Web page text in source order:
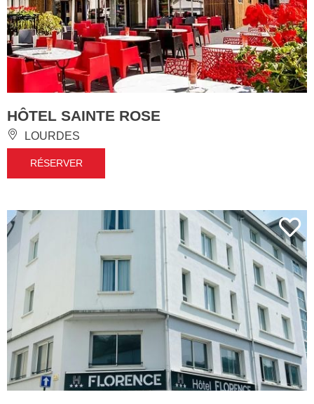
HÔTEL SAINTE ROSE
LOURDES
RÉSERVER